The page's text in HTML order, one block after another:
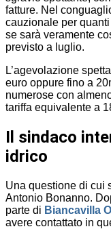
fatture. Nel
cauzionale per
se sarà veramente
previsto a luglio.
L’agevolazione
euro oppure fino a
numerose con
tariffa equivalente a
Il sindaco
idrico
Una questione di cui
Antonio Bonanno.
parte di Biancavilla
avere contattato in